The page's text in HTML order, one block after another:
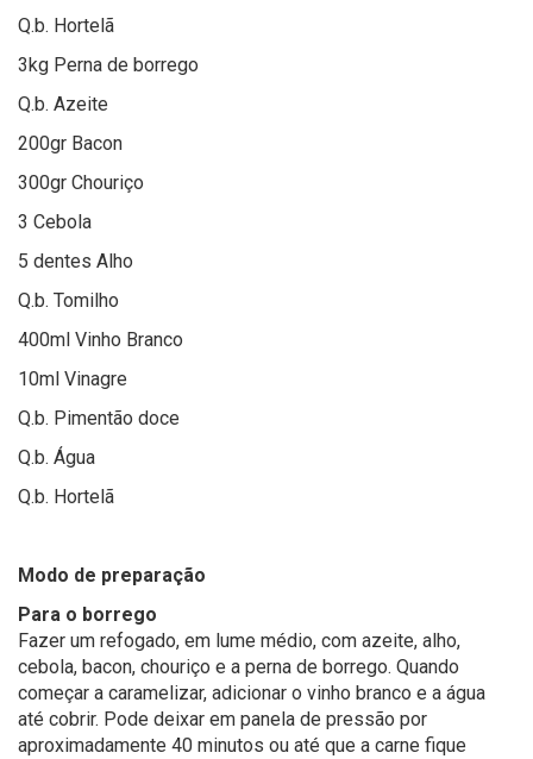
Q.b. Hortelã
3kg Perna de borrego
Q.b. Azeite
200gr Bacon
300gr Chouriço
3 Cebola
5 dentes Alho
Q.b. Tomilho
400ml Vinho Branco
10ml Vinagre
Q.b. Pimentão doce
Q.b. Água
Q.b. Hortelã
Modo de preparação
Para o borrego
Fazer um refogado, em lume médio, com azeite, alho,
cebola, bacon, chouriço e a perna de borrego. Quando
começar a caramelizar, adicionar o vinho branco e a água
até cobrir. Pode deixar em panela de pressão por
aproximadamente 40 minutos ou até que a carne fique